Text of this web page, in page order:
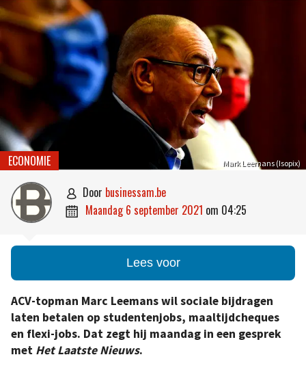
Mark Leemans (Isopix)
ECONOMIE
 door businessam.be
 maandag 6 september 2021 om 04:25
Lees voor
ACV-topman Marc Leemans wil sociale bijdragen
laten betalen op studentenjobs, maaltijdcheques
en flexi-jobs. Dat zegt hij maandag in een gesprek
met Het Laatste Nieuws.